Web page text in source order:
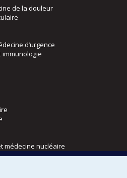
de la douleur
d’urgence
immunologie
médecine nucléaire